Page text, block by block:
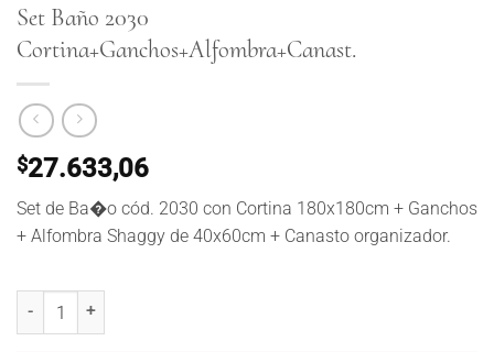
Set Baño 2030
Cortina+Ganchos+Alfombra+Canast.
$27.633,06
Set de Ba�o cód. 2030 con Cortina 180x180cm + Ganchos
+ Alfombra Shaggy de 40x60cm + Canasto organizador.